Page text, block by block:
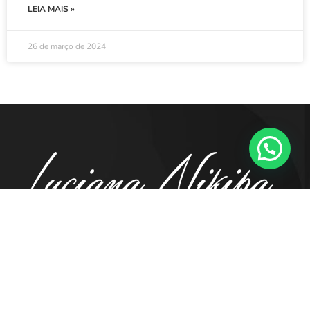
LEIA MAIS »
26 de março de 2024